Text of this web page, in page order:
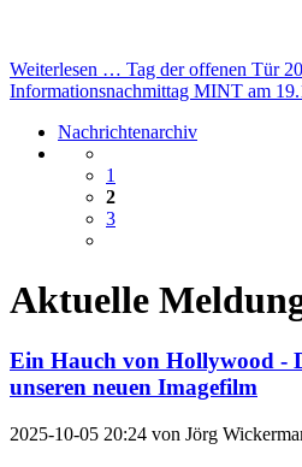
Weiterlesen … Tag der offenen Tür
Informationsnachmittag MINT am
Nachrichtenarchiv
1
2
3
Aktuelle
Ein Hauch von Hollywood -
unseren neuen Imagefilm
2025-10-05 20:24 von Jörg